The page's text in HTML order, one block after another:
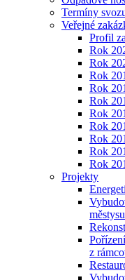
Termíny
Veřejné
Profil
Rok
Rok
Rok
Rok
Rok
Rok
Rok
Rok
Rok
Rok
Projekty
z